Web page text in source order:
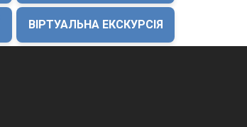
ВІРТУАЛЬНА ЕКСКУРСІЯ